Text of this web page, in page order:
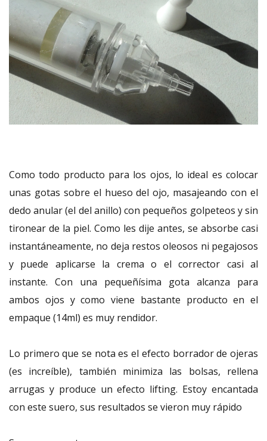
Como todo producto para los ojos, lo ideal es colocar
unas gotas sobre el hueso del ojo, masajeando con el
dedo anular (el del anillo) con pequeños golpeteos y sin
tironear de la piel. Como les dije antes, se absorbe casi
instantáneamente, no deja restos oleosos ni pegajosos
y puede aplicarse la crema o el corrector casi al
instante. Con una pequeñísima gota alcanza para
ambos ojos y como viene bastante producto en el
empaque (14ml) es muy rendidor.
Lo primero que se nota es el efecto borrador de ojeras
(es increíble), también minimiza las bolsas, rellena
arrugas y produce un efecto lifting. Estoy encantada
con este suero, sus resultados se vieron muy rápido